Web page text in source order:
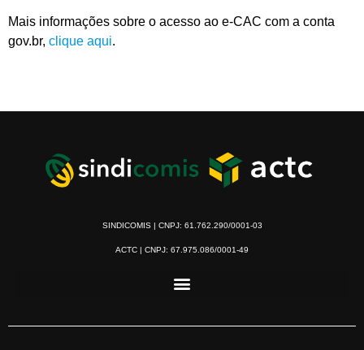
Mais informações sobre o acesso ao e-CAC com a conta
gov.br, clique aqui.
SINDICOMIS | CNPJ: 61.762.290/0001-03
ACTC | CNPJ: 67.975.086/0001-49